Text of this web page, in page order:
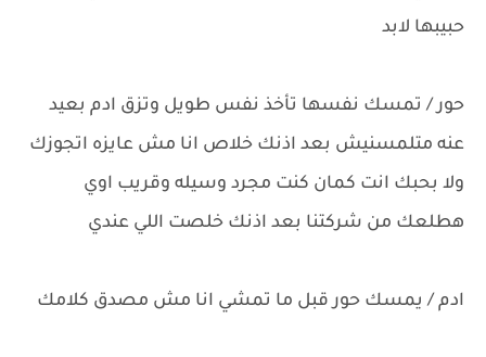
حبيبها لابد
حور / تمسك نفسها تأخذ نفس طويل وتزق ادم بعيد
عنه متلمسنيش بعد اذنك خلاص انا مش عايزه اتجوزك
ولا بحبك انت كمان كنت مجرد وسيله وقريب اوي
هطلعك من شركتنا بعد اذنك خلصت اللي عندي
ادم / يمسك حور قبل ما تمشي انا مش مصدق كلامك